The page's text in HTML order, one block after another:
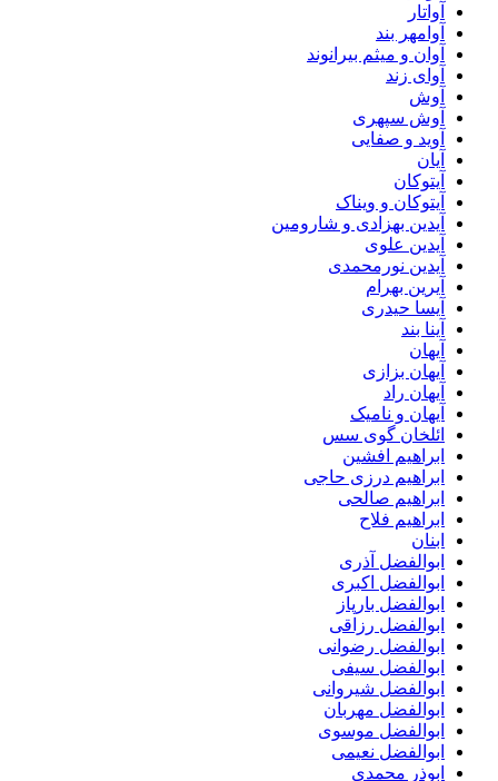
آواتار
آوامهر بند
آوان و میثم بیرانوند
آوای زند
آوش
آوش سپهری
آوید و صفایی
آیان
آیتوکان
آیتوکان و ویناک
آیدین بهزادی و شارومین
آیدین علوی
آیدین نورمحمدی
آیرین بهرام
آیسا حیدری
آینا بند
آیهان
آیهان بزازی
آیهان راد
آیهان و نامیک
ائلخان گوی سس
ابراهیم افشین
ابراهیم درزی حاجی
ابراهیم صالحی
ابراهیم فلاح
ابنان
ابوالفضل آذری
ابوالفضل اکبری
ابوالفضل بارپاز
ابوالفضل رزاقی
ابوالفضل رضوانی
ابوالفضل سیفی
ابوالفضل شیروانی
ابوالفضل مهربان
ابوالفضل موسوی
ابوالفضل نعیمی
ابوذر محمدی